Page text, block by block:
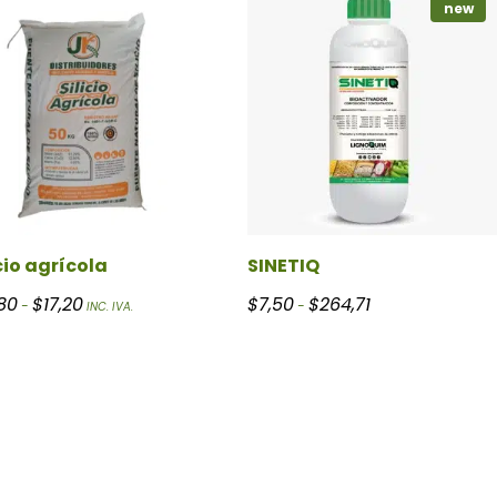
$141,18
agrícola
- $17,20Rango de precios: desde $15,80 hasta $17,20
INC. IVA.
new
SINETIQ
$7,50- $264,71Rango de precios: